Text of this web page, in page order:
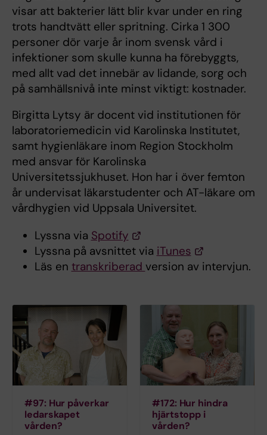
visar att bakterier lätt blir kvar under en ring
trots handtvätt eller spritning. Cirka 1 300
personer dör varje år inom svensk vård i
infektioner som skulle kunna ha förebyggts,
med allt vad det innebär av lidande, sorg och
på samhällsnivå inte minst viktigt: kostnader.
Birgitta Lytsy är docent vid institutionen för
laboratoriemedicin vid Karolinska Institutet,
samt hygienläkare inom Region Stockholm
med ansvar för Karolinska
Universitetssjukhuset. Hon har i över femton
år undervisat läkarstudenter och AT-läkare om
vårdhygien vid Uppsala Universitet.
Lyssna via Spotify
Lyssna på avsnittet via iTunes
Läs en transkriberad version av intervjun.
#97: Hur påverkar
ledarskapet
vården?
#172: Hur hindra
hjärtstopp i
vården?